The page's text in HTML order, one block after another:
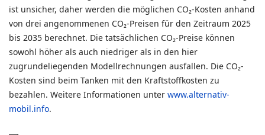
ist unsicher, daher werden die möglichen CO₂-Kosten anhand
von drei angenommenen CO₂-Preisen für den Zeitraum 2025
bis 2035 berechnet. Die tatsächlichen CO₂-Preise können
sowohl höher als auch niedriger als in den hier
zugrundeliegenden Modellrechnungen ausfallen. Die CO₂-
Kosten sind beim Tanken mit den Kraftstoffkosten zu
bezahlen. Weitere Informationen unter www.alternativ-
mobil.info.